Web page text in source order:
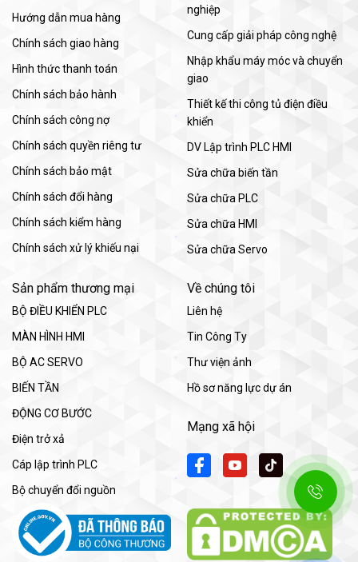
Hướng dẫn mua hàng
Chính sách giao hàng
Hình thức thanh toán
Chính sách bảo hành
Chính sách công nợ
Chính sách quyền riêng tư
Chính sách bảo mật
Chính sách đổi hàng
Chính sách kiểm hàng
Chính sách xử lý khiếu nại
nghiệp
Cung cấp giải pháp công nghệ
Nhập khẩu máy móc và chuyển
giao
Thiết kế thi công tủ điện điều
khiển
DV Lập trình PLC HMI
Sửa chữa biến tần
Sửa chữa PLC
Sửa chữa HMI
Sửa chữa Servo
Sản phẩm thương mại
BỘ ĐIỀU KHIỂN PLC
MÀN HÌNH HMI
BỘ AC SERVO
BIẾN TẦN
ĐỘNG CƠ BƯỚC
Điện trở xả
Cáp lập trình PLC
Bộ chuyển đổi nguồn
Về chúng tôi
Liên hệ
Tin Công Ty
Thư viện ảnh
Hồ sơ năng lực dự án
Mạng xã hội